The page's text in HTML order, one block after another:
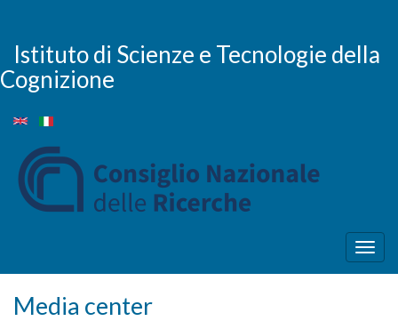
contenuto
principale
Istituto di Scienze e Tecnologie della
Cognizione
Media center